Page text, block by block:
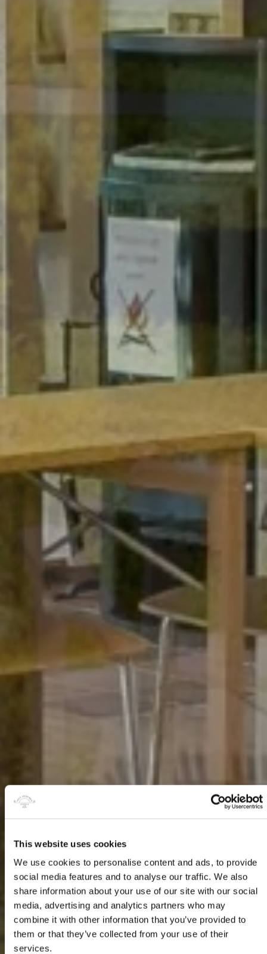
This website uses cookies
We use cookies to personalise content and ads, to provide
social media features and to analyse our traffic. We also
share information about your use of our site with our social
media, advertising and analytics partners who may
combine it with other information that you’ve provided to
them or that they’ve collected from your use of their
services.